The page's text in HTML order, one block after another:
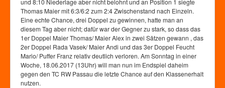
und 8:10 Niederlage aber nicht belohnt und an Position 1 siegte
Thomas Maier mit 6:3/6:2 zum 2:4 Zwischenstand nach Einzeln.
Eine echte Chance, drei Doppel zu gewinnen, hatte man an
diesem Tag aber nicht; dafür war der Gegner zu stark, so dass das
1er Doppel Maier Thomas/ Maier Alex in zwei Sätzen gewann , das
2er Doppel Rada Vasek/ Maier Andi und das 3er Doppel Feucht
Mario/ Puffer Franz relativ deutlich verloren. Am Sonntag in einer
Woche, 18.06.2017 (13Uhr) will man nun im Endspiel daheim
gegen den TC RW Passau die letzte Chance auf den Klassenerhalt
nutzen.